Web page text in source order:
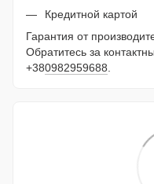
Кредитной картой
Гарантия от
Обратитесь за
+380982959688